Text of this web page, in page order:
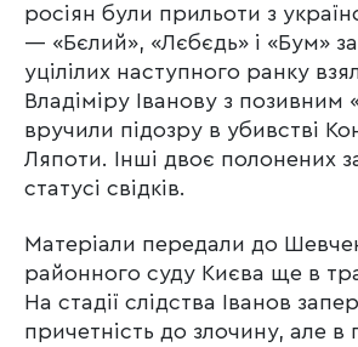
росіян були прильоти з
— «Бєлий», «Лєбєдь» і «Бум»
уцілілих наступного ранку
Владіміру Іванову з
вручили підозру в убивстві
Ляпоти. Інші двоє полонених
статусі свідків.
Матеріали передали до
районного суду Києва ще в
На стадії слідства Іванов
причетність до злочину, але